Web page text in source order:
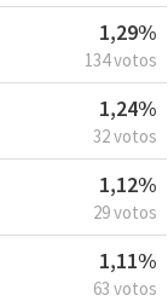
1,29%
134 votos
1,24%
32 votos
1,12%
29 votos
1,11%
63 votos